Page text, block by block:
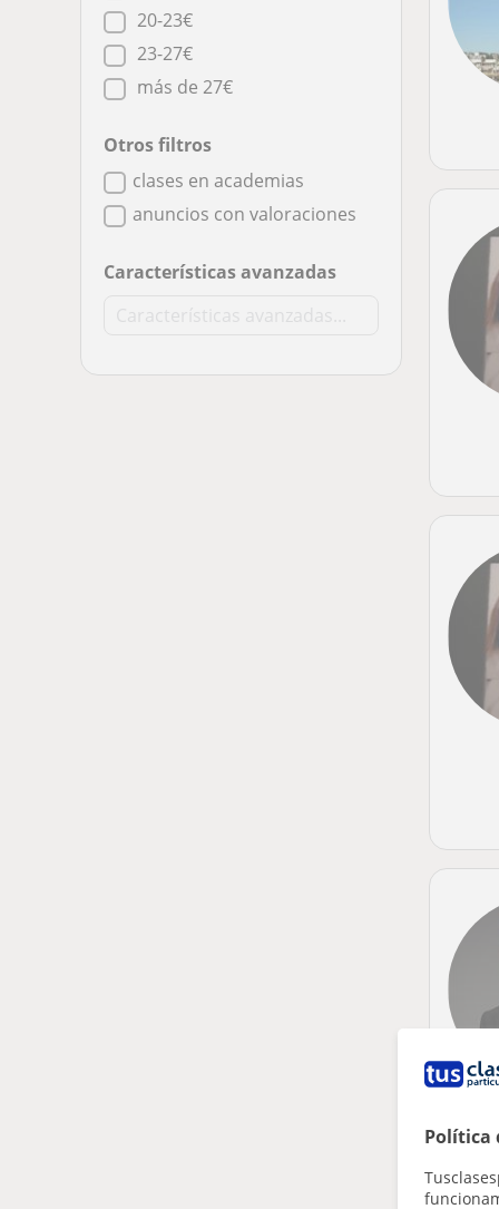
Política
20-23€
23-27€
más de 27€
Otros filtros
clases en academias
anuncios con valoraciones
Características avanzadas